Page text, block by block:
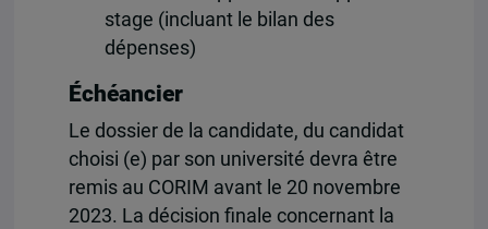
stage (incluant le bilan des
dépenses)
Échéancier
Le dossier de la candidate, du candidat
choisi (e) par son université devra être
remis au CORIM avant le 20 novembre
2023. La décision finale concernant la